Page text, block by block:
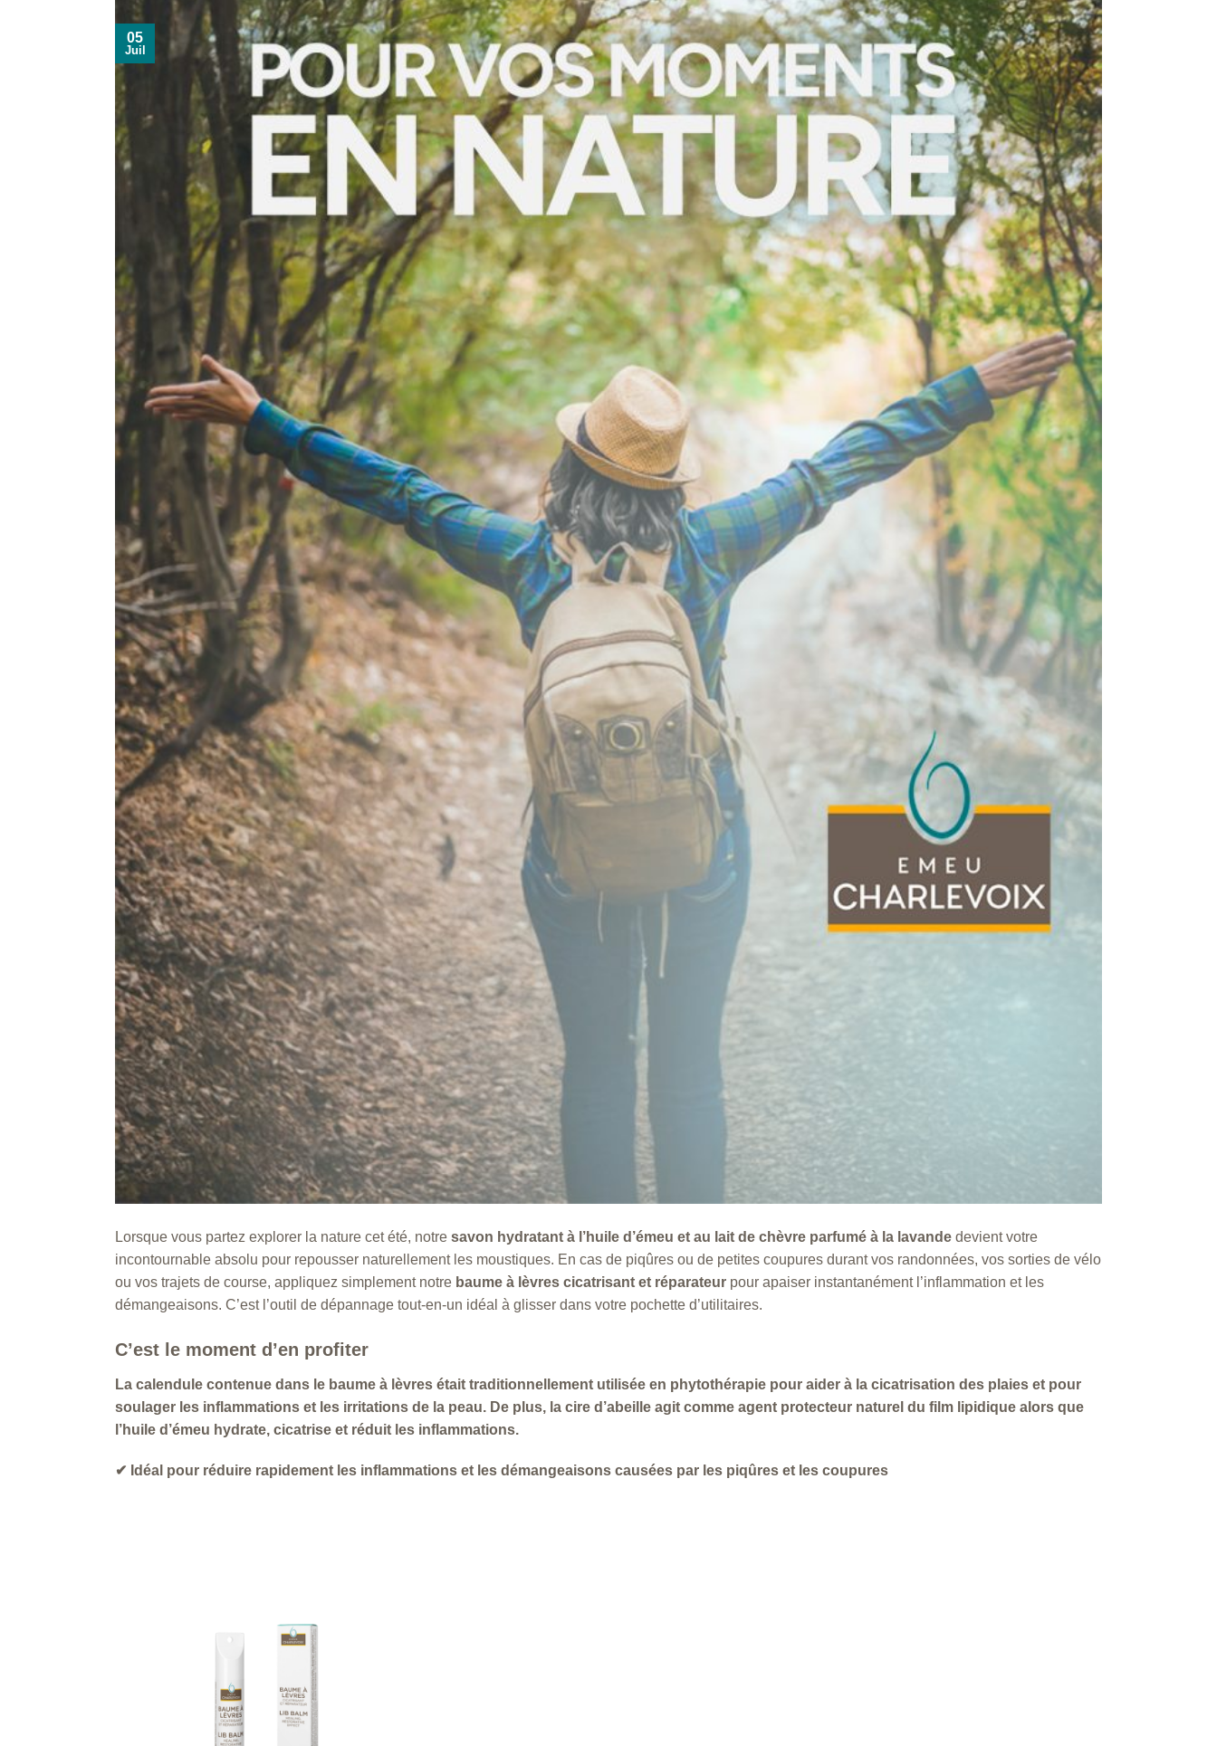
05
Juil
Lorsque vous partez explorer la nature cet été, notre savon hydratant à l’huile d’émeu et au lait de chèvre parfumé à la lavande devient votre
incontournable absolu pour repousser naturellement les moustiques. En cas de piqûres ou de petites coupures durant vos randonnées, vos sorties de vélo
ou vos trajets de course, appliquez simplement notre baume à lèvres cicatrisant et réparateur pour apaiser instantanément l’inflammation et les
démangeaisons. C’est l’outil de dépannage tout-en-un idéal à glisser dans votre pochette d’utilitaires.
C’est le moment d’en profiter
La calendule contenue dans le baume à lèvres était traditionnellement utilisée en phytothérapie pour aider à la cicatrisation des plaies et pour
soulager les inflammations et les irritations de la peau. De plus, la cire d’abeille agit comme agent protecteur naturel du film lipidique alors que
l’huile d’émeu hydrate, cicatrise et réduit les inflammations.
✔ Idéal pour réduire rapidement les inflammations et les démangeaisons causées par les piqûres et les coupures